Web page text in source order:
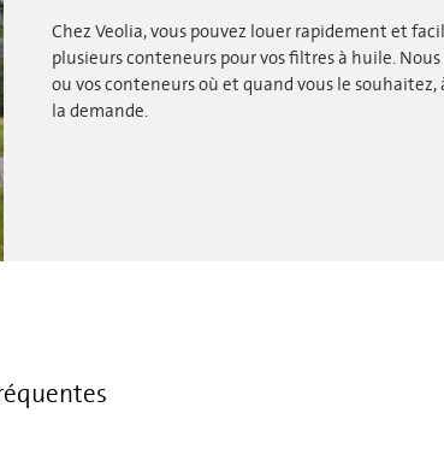
Chez Veolia, vous pouvez louer rapidement et
plusieurs conteneurs pour vos filtres à huile.
ou vos conteneurs où et quand vous le souhaitez,
la demande.